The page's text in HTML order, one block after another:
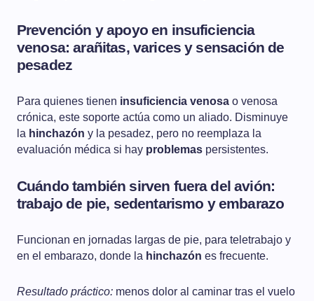
Prevención y apoyo en insuficiencia
venosa: arañitas, varices y sensación de
pesadez
Para quienes tienen insuficiencia venosa o venosa
crónica, este soporte actúa como un aliado. Disminuye
la hinchazón y la pesadez, pero no reemplaza la
evaluación médica si hay problemas persistentes.
Cuándo también sirven fuera del avión:
trabajo de pie, sedentarismo y embarazo
Funcionan en jornadas largas de pie, para teletrabajo y
en el embarazo, donde la hinchazón es frecuente.
Resultado práctico: menos dolor al caminar tras el vuelo